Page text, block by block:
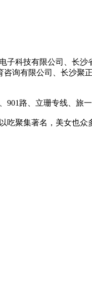
子科技有限公司、长
询有限公司、长沙聚
901路、立珊专线、旅一
吃聚集著名，美女也众